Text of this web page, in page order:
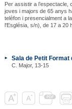
Per assistir a
joves i majors de 65 anys
telèfon i presencialment a
l'Església, s/n), de 17 a 20
Sala de Petit Format
C. Major, 13-15